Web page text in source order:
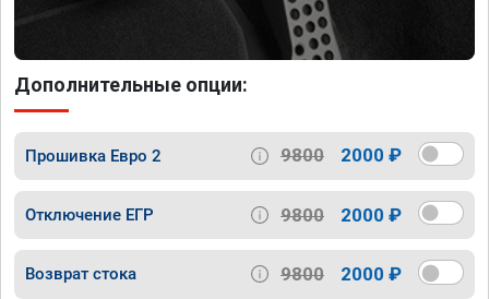
Дополнительные опции:
Прошивка Евро 2 9800 2000 ₽
Отключение ЕГР 9800 2000 ₽
Возврат стока 9800 2000 ₽